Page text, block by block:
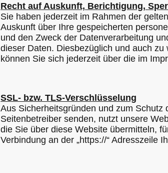
Recht auf Auskunft, Berichtigung,
Sie haben jederzeit im Rahmen der
Auskunft über Ihre gespeicherten
und den Zweck der Datenverarbeitung
dieser Daten. Diesbezüglich und auch
können Sie sich jederzeit über die im
SSL- bzw. TLS-Verschlüsselung
Aus Sicherheitsgründen und zum
Seitenbetreiber senden, nutzt unsere
die Sie über diese Website übermitteln,
Verbindung an der „https://“ Adresszeile